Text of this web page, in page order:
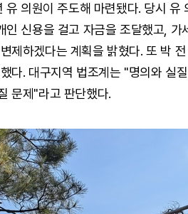
의원이 주도해 마련됐다. 당시 유
인 신용을 걸고 자금을 조달했고,
제하겠다는 계획을 밝혔다. 또 박
다. 대구지역 법조계는 "명의와 실
문제"라고 판단했다.